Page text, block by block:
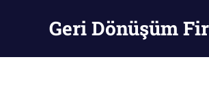
Geri Dönüşüm